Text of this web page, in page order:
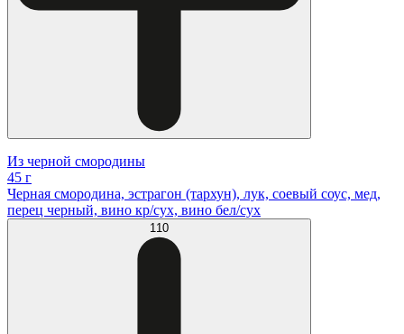
Из черной смородины
45 г
Черная смородина, эстрагон (тархун), лук, соевый соус, мед,
перец черный, вино кр/сух, вино бел/сух
110